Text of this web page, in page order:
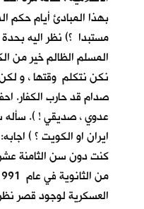
بهذا المبادئ أيام حكم
مستبدا ؟) نظر اليه
المسلم الظالم خير من
نكن نتكلم وقتها ، و
صدام قد حارب الكفار.
عدوي ، صديقي ! ). سأله
ايران او الكويت ؟ )
كنت دون سن الثامنة
العسكرية لوجود قصر